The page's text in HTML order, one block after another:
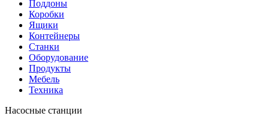
Поддоны
Коробки
Ящики
Контейнеры
Станки
Оборудование
Продукты
Мебель
Техника
Насосные станции